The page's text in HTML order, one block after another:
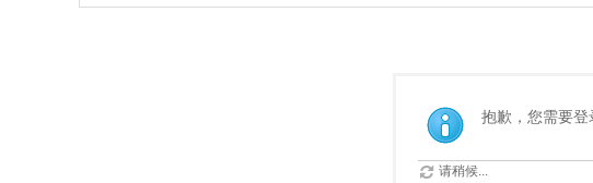
抱歉，您需要
请稍候...